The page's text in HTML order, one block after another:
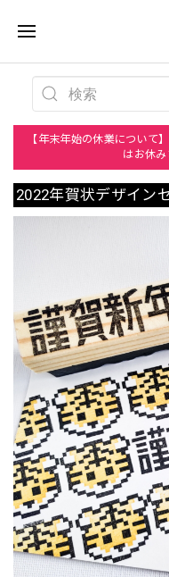
【年末年始の休業につい
はお休み
2022年賀状デザイン